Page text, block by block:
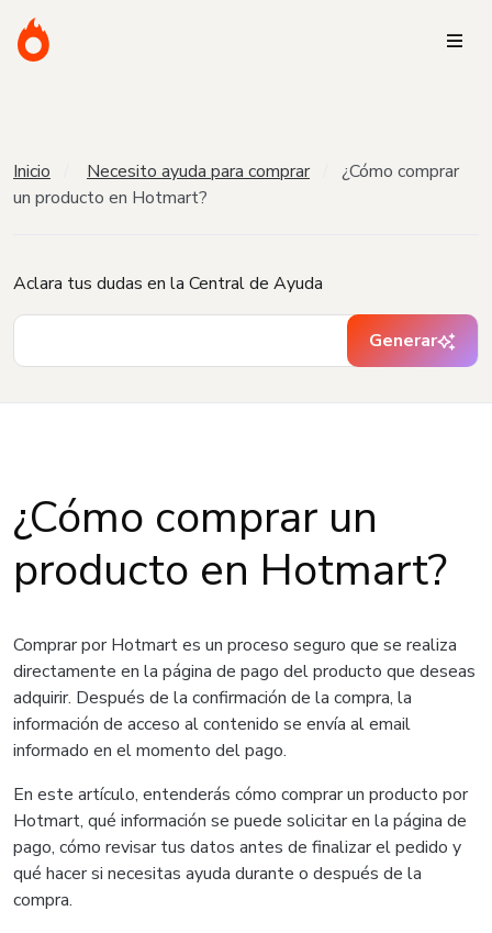
Inicio Necesito ayuda para comprar
¿Cómo comprar
un producto en Hotmart?
Aclara tus dudas en la Central de Ayuda
Generar
¿Cómo comprar un
producto en Hotmart?
Comprar por Hotmart es un proceso seguro que se realiza
directamente en la página de pago del producto que deseas
adquirir. Después de la confirmación de la compra, la
información de acceso al contenido se envía al email
informado en el momento del pago.
En este artículo, entenderás cómo comprar un producto por
Hotmart, qué información se puede solicitar en la página de
pago, cómo revisar tus datos antes de finalizar el pedido y
qué hacer si necesitas ayuda durante o después de la
compra.